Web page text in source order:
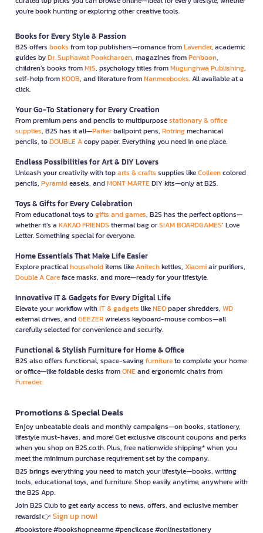
you're book hunting or exploring other creative tools.
Books for Every Style & Passion
B2S offers books from top publishers—romance fromLavender, academic
guides byDr. Suphawat Pookcharoen, magazines fromPenboon,
children’s books fromMIS, psychology titles fromMugunghwa Publishing,
self-help fromKOOB, and literature fromNanmeebooks. All available at a
click.
Your Go-To Stationery for Every Creation
From premium pens and pencils to multipurposestationary & office
supplies, B2S has it all—Parkerballpoint pens, Rotringmechanical
pencils, toDOUBLE Acopy paper. Everything you need in one place.
Endless Possibilities for Art & DIY Lovers
Unleash your creativity with toparts & crafts supplies likeColleencolored
pencils, Pyramideasels, andMONT MARTEDIY kits—only at B2S.
Toys & Gifts for Every Celebration
From educational toys togifts and games, B2S has the perfect options—
whether it’s a KAKAO FRIENDS thermal bag orSIAM BOARDGAMES’ Love
Letter. Something special for everyone.
Home Essentials That Make Life Easier
Explore practicalhouseholditems likeAnitechkettles, Xiaomiair purifiers,
Double A Careface masks, and more—ready for your lifestyle.
Innovative IT & Gadgets for Every Digital Life
Elevate your workflow withIT & gadgets likeNEOpaper shredders, WD
external drives, andGEEZERwireless keyboard-mouse combos—all
carefully selected for convenience and security.
Functional & Stylish Furniture for Home & Office
B2S also offers functional, space-savingfurnitureto complete your home
or office—like foldable desks fromONEand ergonomic chairs from
Furradec
Promotions & Special Deals
Enjoy unbeatable deals and monthly campaigns—on books, stationery,
lifestyle must-haves, and more! Get exclusive discount coupons and perks
when you shop on B2S.co.th. Plus, free nationwide shipping* when you
meet the minimum purchase requirement set by the company.
B2S brings everything you need to match your lifestyle—books, writing
tools, educational toys, and furniture. Shop easily anytime, anywhere with
the B2S App.
Join B2S Club to get early access to news, offers, and exclusive member
rewards! 👉 Sign up now!
#bookstore #bookshopnearme #pencilcase #onlinestationery